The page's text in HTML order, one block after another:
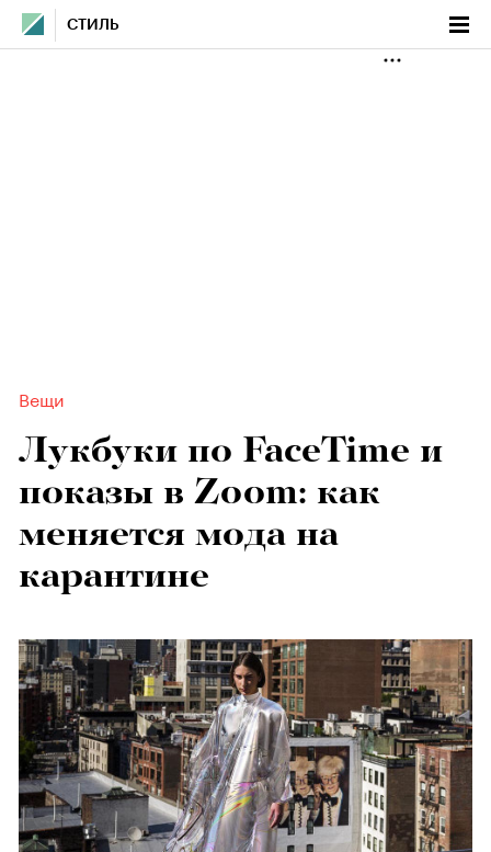
СТИЛЬ
Вещи
Лукбуки по FaceTime и
показы в Zoom: как
меняется мода на
карантине